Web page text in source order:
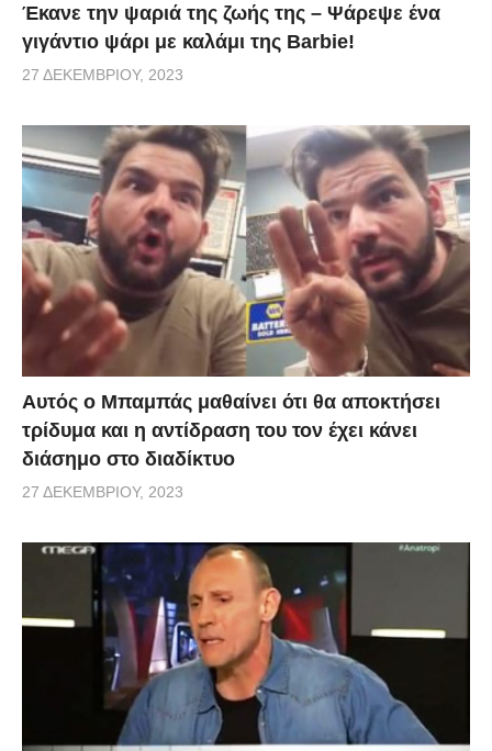
Έκανε την ψαριά της ζωής της – Ψάρεψε ένα
γιγάντιο ψάρι με καλάμι της Barbie!
27 ΔΕΚΕΜΒΡΊΟΥ, 2023
Αυτός ο Μπαμπάς μαθαίνει ότι θα αποκτήσει
τρίδυμα και η αντίδραση του τον έχει κάνει
διάσημο στο διαδίκτυο
27 ΔΕΚΕΜΒΡΊΟΥ, 2023